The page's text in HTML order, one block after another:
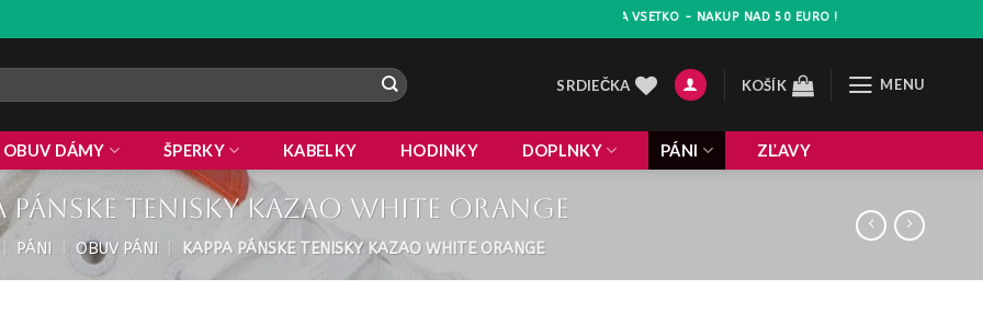
ZLAVA 10% NA VSETKO - NAKUP NAD 50 EURO !
SRDIEČKA KOŠÍK MENU
OBUV DÁMY ŠPERKY KABELKY HODINKY DOPLNKY PÁNI ZĽAVY
pánske tenisky Kazao white orange
PÁNI OBUV PÁNI KAPPA PÁNSKE TENISKY KAZAO WHITE ORANGE